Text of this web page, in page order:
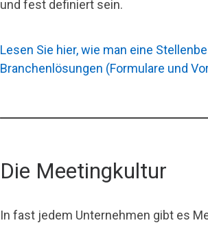
und fest definiert sein.
Lesen Sie hier, wie man eine
Branchenlösungen (Formulare und
Die Meetingkultur
In fast jedem Unternehmen gibt es